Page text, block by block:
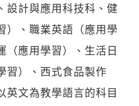
設計與應用科技科、健
）、職業英語（應用學
（應用學習）、生活日
習）、西式食品製作
英文為教學語言的科目